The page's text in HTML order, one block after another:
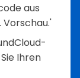
aus
Vorschau.'
Ihren